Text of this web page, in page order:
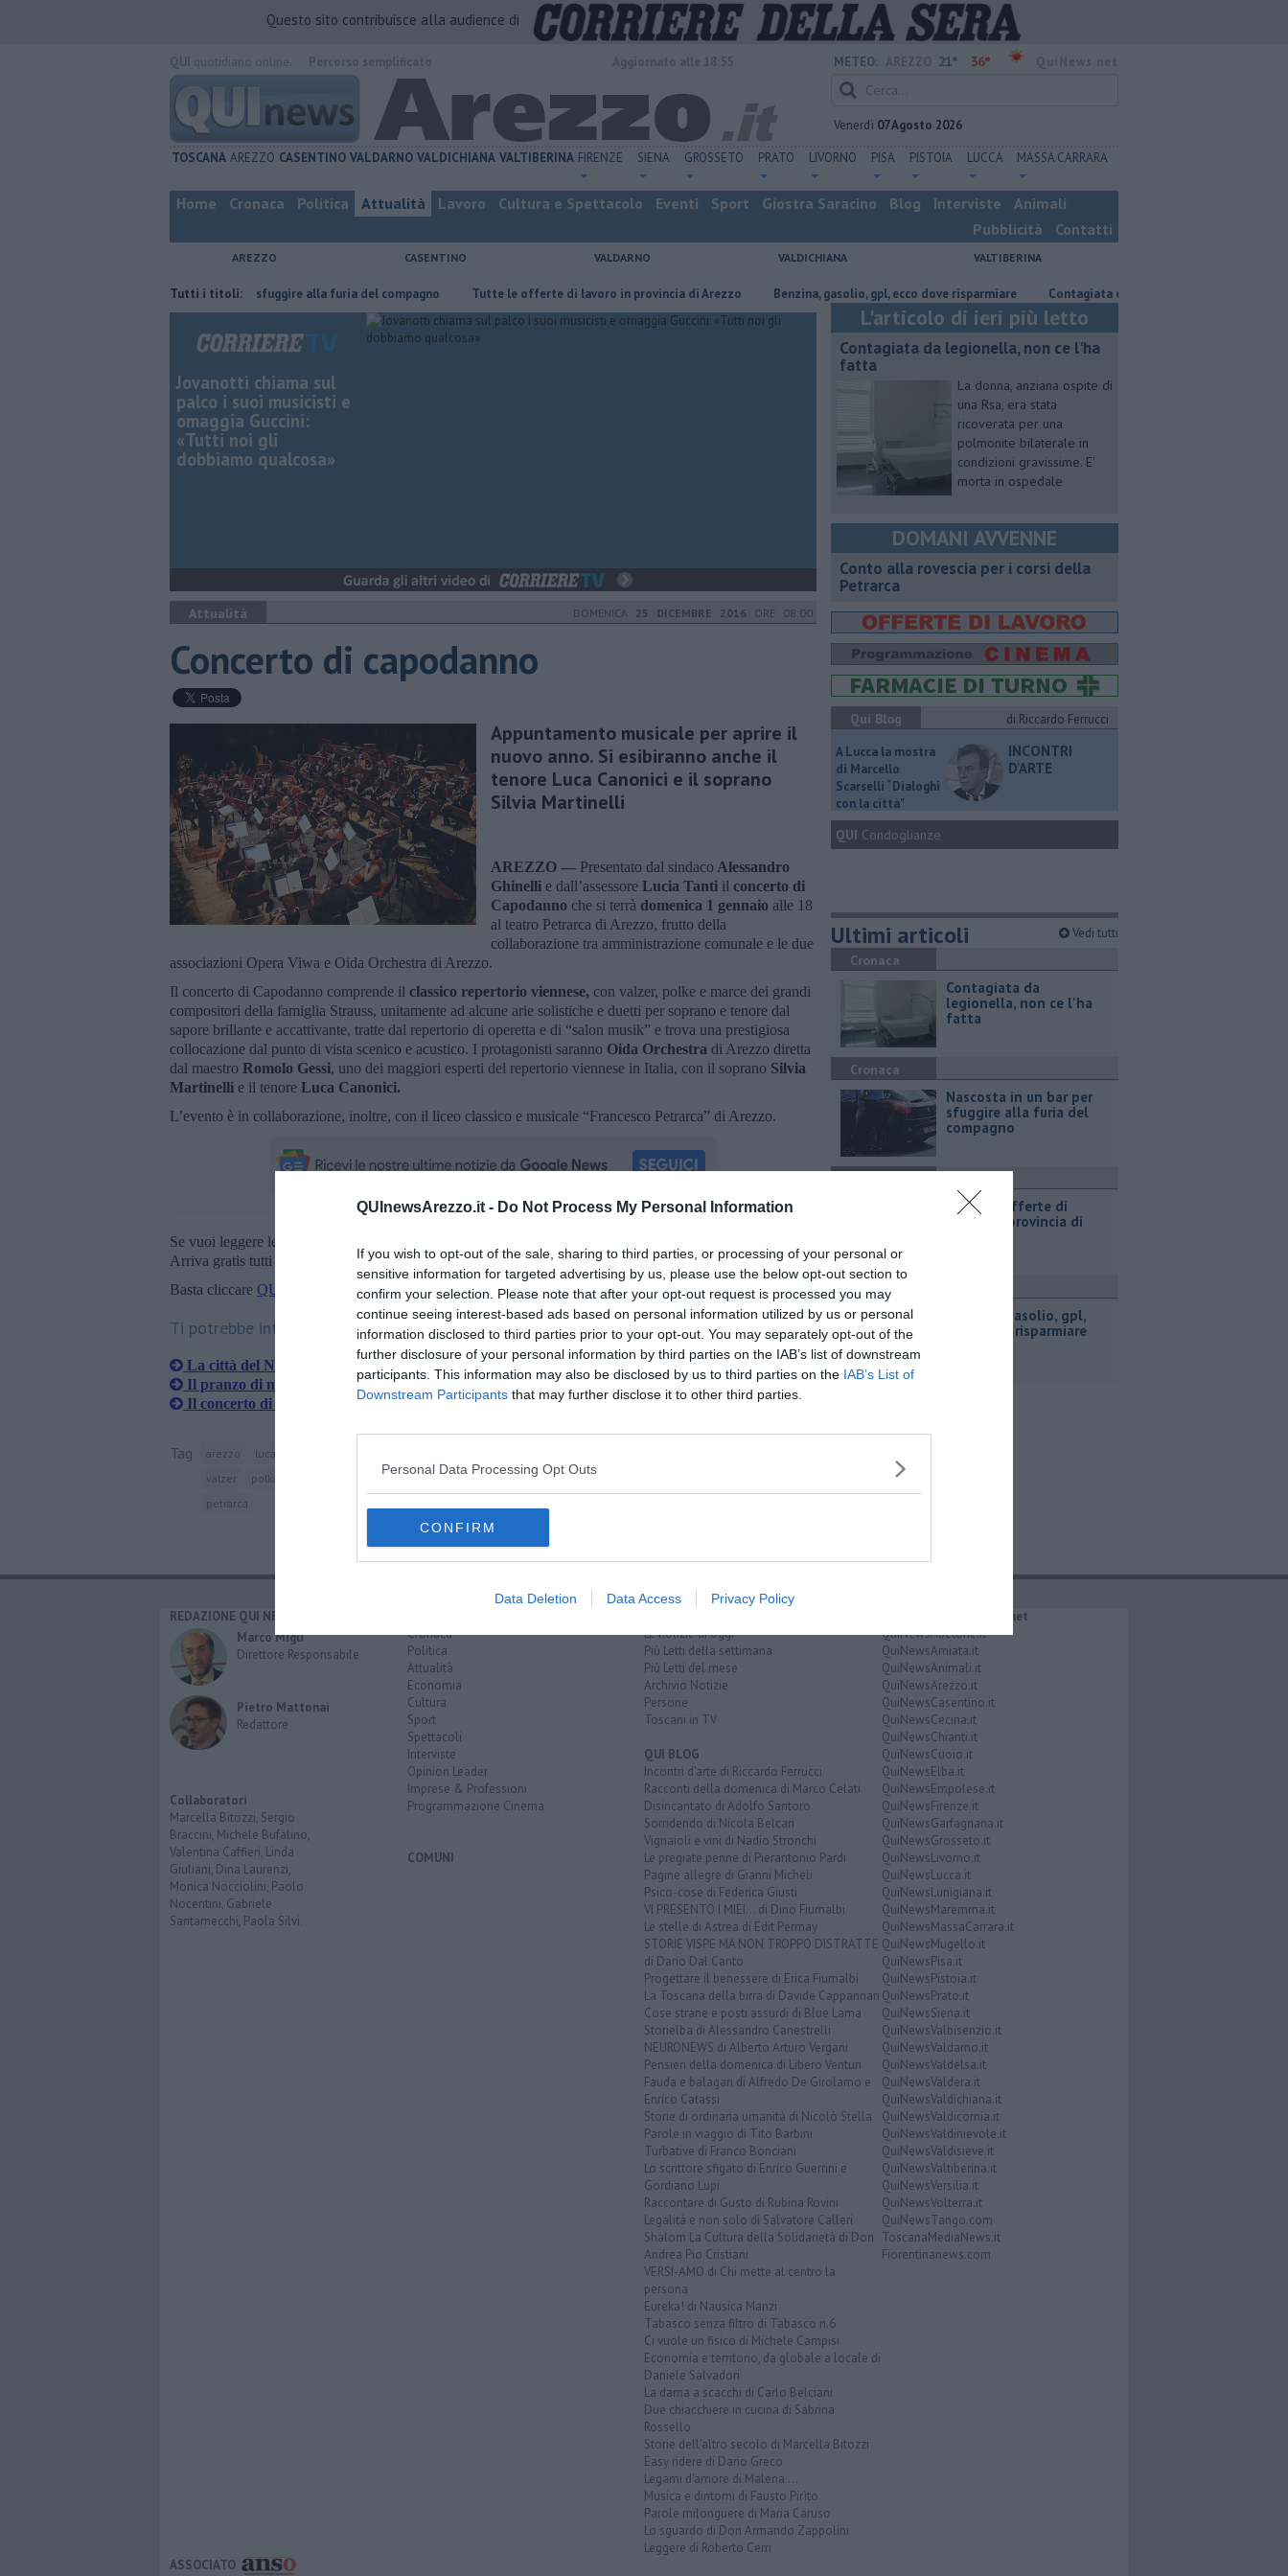
QUInewsArezzo.it - Do Not Process My Personal Information
If you wish to opt-out of the sale, sharing to third parties, or processing of your personal or
sensitive information for targeted advertising by us, please use the below opt-out section to
confirm your selection. Please note that after your opt-out request is processed you may
continue seeing interest-based ads based on personal information utilized by us or personal
information disclosed to third parties prior to your opt-out. You may separately opt-out of the
further disclosure of your personal information by third parties on the IAB’s list of downstream
participants. This information may also be disclosed by us to third parties on the IAB’s List of
Downstream Participants that may further disclose it to other third parties.
Personal Data Processing Opt Outs
CONFIRM
Data Deletion Data Access Privacy Policy
Questo sito contribuisce alla audience di
METEO: 21° 36°
Venerdì 07 Agosto 2026
TOSCANA AREZZO CASENTINO VALDARNO VALDICHIANA VALTIBERINA FIRENZE SIENA GROSSETO PRATO LIVORNO PISA PISTOIA LUCCA MASSA CARRARA
Home Cronaca Politica Attualità Lavoro Cultura e Spettacolo Eventi Sport Giostra Saracino Blog Interviste
Animali
Pubblicità
Contatti
AREZZO CASENTINO VALDARNO VALDICHIANA VALTIBERINA
Tutti i titoli:
Nascosta in un bar per sfuggire alla furia del compagno ​Tutte le offerte di lavoro in provincia di Arezzo ​Benzina, gasolio, gpl, ecco dove risparmiare Contagiata da legionella, non ce l'ha fatta
Jovanotti chiama sul
palco i suoi musicisti e
omaggia Guccini:
«Tutti noi gli
dobbiamo qualcosa»
Attualità DOMENICA 25 DICEMBRE 2016 ORE 08:00
Concerto di capodanno
Appuntamento musicale per aprire il
nuovo anno. Si esibiranno anche il
tenore Luca Canonici e il soprano
Silvia Martinelli
AREZZO — Presentato dal sindaco Alessandro
Ghinelli e dall’assessore Lucia Tanti il concerto di
Capodanno che si terrà domenica 1 gennaio alle 18
al teatro Petrarca di Arezzo, frutto della
collaborazione tra amministrazione comunale e le due
associazioni Opera Viwa e Oida Orchestra di Arezzo.
Il concerto di Capodanno comprende il classico repertorio viennese, con valzer, polke e marce dei grandi
compositori della famiglia Strauss, unitamente ad alcune arie solistiche e duetti per soprano e tenore dal
sapore brillante e accattivante, tratte dal repertorio di operetta e di “salon musik” e trova una prestigiosa
collocazione dal punto di vista scenico e acustico. I protagonisti saranno Oida Orchestra di Arezzo diretta
dal maestro Romolo Gessi, uno dei maggiori esperti del repertorio viennese in Italia, con il soprano Silvia
Martinelli e il tenore Luca Canonici.
L’evento è in collaborazione, inoltre, con il liceo classico e musicale “Francesco Petrarca” di Arezzo.
Se vuoi leggere le notizie principali della Toscana iscriviti alla
Arriva gratis tutti i giorni alle 20:00 direttamente nella tua casella di posta.
Basta cliccare QUI
Ti potrebbe interessare anche:
La città del Natale è pronta a festeggiare
Il pranzo di natale ha i colori dei quartieri
Il concerto di natale
Tag arezzo luca canonici
valzer
polka famiglia strauss aria duetto tenore operetta
petrarca
L'articolo di ieri più letto
Contagiata da legionella, non ce l'ha
fatta
La donna, anziana ospite di
una Rsa, era stata
ricoverata per una
polmonite bilaterale in
condizioni gravissime. E'
morta in ospedale
DOMANI AVVENNE
​Conto alla rovescia per i corsi della
Petrarca
Qui Blog
di Riccardo Ferrucci
A Lucca la mostra
di Marcello
Scarselli “Dialoghi
con la città"
INCONTRI
D'ARTE
QUI Condoglianze
Ultimi articoli Vedi tutti
Cronaca
Contagiata da
legionella, non ce l'ha
fatta
Cronaca
Nascosta in un bar per
sfuggire alla furia del
compagno
​Tutte le offerte di
lavoro in provincia di
Attualità
​Benzina, gasolio, gpl,
ecco dove risparmiare
REDAZIONE QUI NEWS
Marco Migli
Direttore Responsabile
Pietro Mattonai
Redattore
Collaboratori
Marcella Bitozzi, Sergio
Braccini, Michele Bufalino,
Valentina Caffieri, Linda
Giuliani, Dina Laurenzi,
Monica Nocciolini, Paolo
Nocentini, Gabriele
Santarnecchi, Paola Silvi.
Cronaca
Politica
Attualità
Economia
Cultura
Sport
Spettacoli
Interviste
Opinion Leader
Imprese & Professioni
Programmazione Cinema
COMUNI
Le notizie di oggi
Più Letti della settimana
Più Letti del mese
Archivio Notizie
Persone
Toscani in TV
QUI BLOG
Incontri d'arte di Riccardo Ferrucci
Racconti della domenica di Marco Celati
Disincantato di Adolfo Santoro
Sorridendo di Nicola Belcari
Vignaioli e vini di Nadio Stronchi
Le pregiate penne di Pierantonio Pardi
Pagine allegre di Gianni Micheli
Psico-cose di Federica Giusti
VI PRESENTO I MIEI... di Dino Fiumalbi
Le stelle di Astrea di Edit Permay
STORIE VISPE MA NON TROPPO DISTRATTE
di Dario Dal Canto
Progettare il benessere di Erica Fiumalbi
La Toscana della birra di Davide Cappannari
Cose strane e posti assurdi di Blue Lama
Storielba di Alessandro Canestrelli
NEURONEWS di Alberto Arturo Vergani
Pensieri della domenica di Libero Venturi
Fauda e balagan di Alfredo De Girolamo e
Enrico Catassi
Storie di ordinaria umanità di Nicolò Stella
Parole in viaggio di Tito Barbini
Turbative di Franco Bonciani
Lo scrittore sfigato di Enrico Guerrini e
Gordiano Lupi
Raccontare di Gusto di Rubina Rovini
Legalità e non solo di Salvatore Calleri
Shalom La Cultura della Solidarietà di Don
Andrea Pio Cristiani
VERSI-AMO di Chi mette al centro la
persona
Eureka! di Nausica Manzi
Tabasco senza filtro di Tabasco n.6
Ci vuole un fisico di Michele Campisi
Economia e territorio, da globale a locale di
Daniele Salvadori
La dama a scacchi di Carlo Belciani
Due chiacchiere in cucina di Sabrina
Rossello
Storie dell'altro secolo di Marcella Bitozzi
Easy ridere di Dario Greco
Legami d'amore di Malena ...
Musica e dintorni di Fausto Pirìto
Parole milonguere di Maria Caruso
Lo sguardo di Don Armando Zappolini
Leggere di Roberto Cerri
IL NETWORK QuiNews.net
QuiNewsAbetone.it
QuiNewsAmiata.it
QuiNewsAnimali.it
QuiNewsArezzo.it
QuiNewsCasentino.it
QuiNewsCecina.it
QuiNewsChianti.it
QuiNewsCuoio.it
QuiNewsElba.it
QuiNewsEmpolese.it
QuiNewsFirenze.it
QuiNewsGarfagnana.it
QuiNewsGrosseto.it
QuiNewsLivorno.it
QuiNewsLucca.it
QuiNewsLunigiana.it
QuiNewsMaremma.it
QuiNewsMassaCarrara.it
QuiNewsMugello.it
QuiNewsPisa.it
QuiNewsPistoia.it
QuiNewsPrato.it
QuiNewsSiena.it
QuiNewsValbisenzio.it
QuiNewsValdarno.it
QuiNewsValdelsa.it
QuiNewsValdera.it
QuiNewsValdichiana.it
QuiNewsValdicornia.it
QuiNewsValdinievole.it
QuiNewsValdisieve.it
QuiNewsValtiberina.it
QuiNewsVersilia.it
QuiNewsVolterra.it
QuiNewsTango.com
ToscanaMediaNews.it
Fiorentinanews.com
ASSOCIATO